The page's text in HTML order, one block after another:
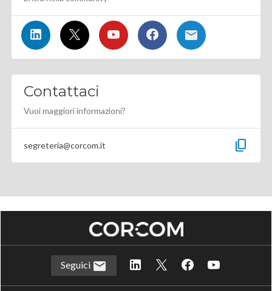
Contattaci
Vuoi maggiori informazioni?
segreteria@corcom.it content_copy
Seguici